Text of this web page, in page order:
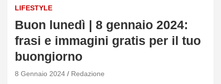
LIFESTYLE
Buon lunedì | 8 gennaio 2024:
frasi e immagini gratis per il tuo
buongiorno
8 Gennaio 2024 Redazione